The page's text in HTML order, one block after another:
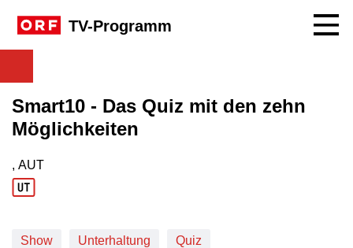
TV-Programm
Smart10 - Das Quiz mit den zehn
Möglichkeiten
Produktionsland: AUT
, AUT
Show Unterhaltung Quiz